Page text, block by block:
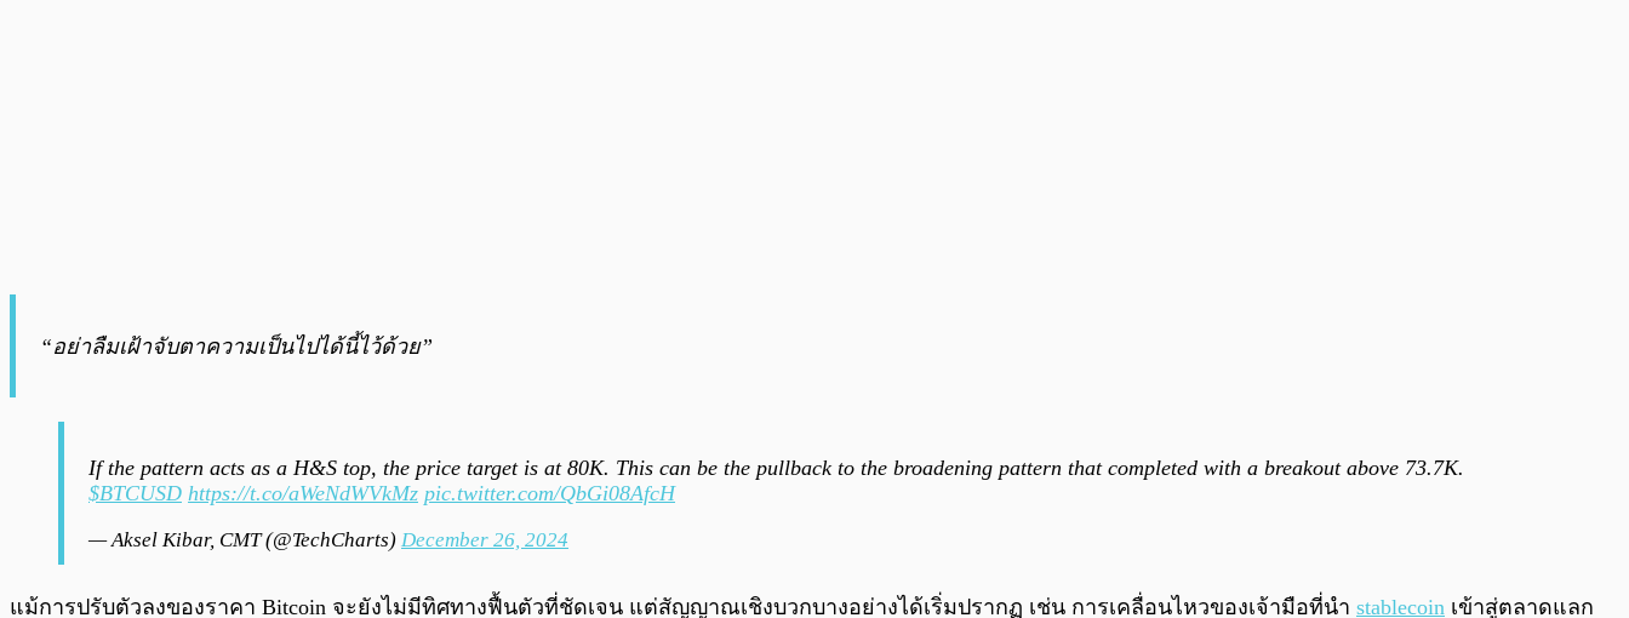
“อย่าลืมเฝ้าจับตาความเป็นไปได้นี้ไว้ด้วย”
If the pattern acts as a H&S top, the price target is at 80K. This can be the pullback to the broadening pattern that completed with a breakout above 73.7K.
$BTCUSD https://t.co/aWeNdWVkMz pic.twitter.com/QbGi08AfcH
— Aksel Kibar, CMT (@TechCharts) December 26, 2024
แม้การปรับตัวลงของราคา Bitcoin จะยังไม่มีทิศทางฟื้นตัวที่ชัดเจน แต่สัญญาณเชิงบวกบางอย่างได้เริ่มปรากฏ เช่น การเคลื่อนไหวของเจ้ามือที่นำ stablecoin เข้าสู่ตลาดแลก